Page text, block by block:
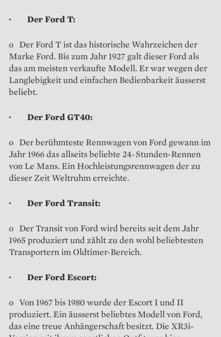
· Der Ford T:
o Der Ford T ist das historische Wahrzeichen der
Marke Ford. Bis zum Jahr 1927 galt dieser Ford als
das am meisten verkaufte Modell. Er war wegen der
Langlebigkeit und einfachen Bedienbarkeit äusserst
beliebt.
· Der Ford GT40:
o Der berühmteste Rennwagen von Ford gewann im
Jahr 1966 das allseits beliebte 24-Stunden-Rennen
von Le Mans. Ein Hochleistungsrennwagen der zu
dieser Zeit Weltruhm erreichte.
· Der Ford Transit:
o Der Transit von Ford wird bereits seit dem Jahr
1965 produziert und zählt zu den wohl beliebtesten
Transportern im Oldtimer-Bereich.
· Der Ford Escort:
o Von 1967 bis 1980 wurde der Escort I und II
produziert. Ein äusserst beliebtes Modell von Ford,
das eine treue Anhängerschaft besitzt. Die XR3i-